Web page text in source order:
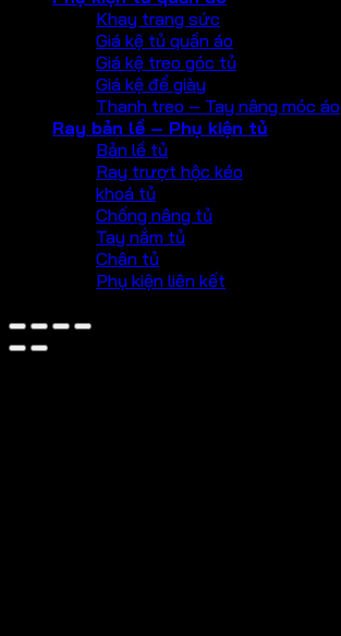
Khay trang sức
Giá kệ tủ quần áo
Giá kệ treo góc tủ
Giá kệ để giày
Thanh treo – Tay nâng móc áo
Ray bản lề – Phụ kiện tủ
Bản lề tủ
Ray trượt hộc kéo
khoá tủ
Chống nâng tủ
Tay nắm tủ
Chân tủ
Phụ kiện liên kết